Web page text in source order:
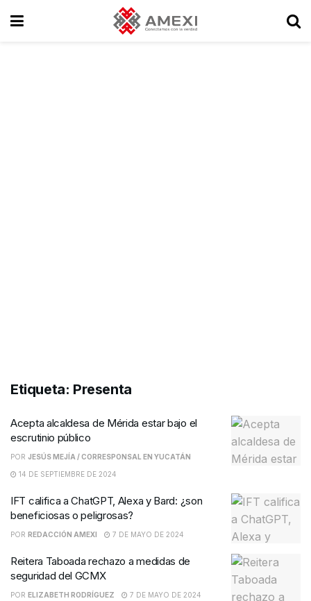
Etiqueta: Presenta
Acepta alcaldesa de Mérida estar bajo el
escrutinio público
POR JESÚS MEJÍA / CORRESPONSAL EN YUCATÁN
14 DE SEPTIEMBRE DE 2024
IFT califica a ChatGPT, Alexa y Bard: ¿son
beneficiosas o peligrosas?
POR REDACCIÓN AMEXI 7 DE MAYO DE 2024
Reitera Taboada rechazo a medidas de
seguridad del GCMX
POR ELIZABETH RODRÍGUEZ 7 DE MAYO DE 2024